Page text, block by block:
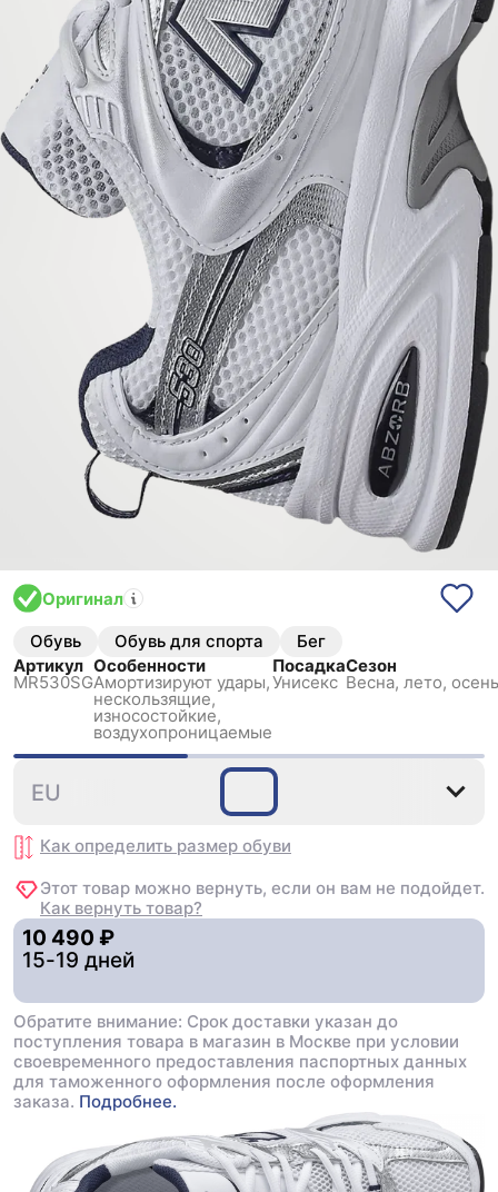
Оригинал
Обувь Обувь для спорта
Бег
Артикул
MR530SG
Особенности
Амортизируют удары,
нескользящиe,
износостойкие,
воздухопроницаемые
Посадка
Унисекс
Сезон
Весна, лето,
38.5
EU
Как определить размер обуви
Этот товар можно вернуть, если он вам не подойдет.
Как вернуть товар?
10 490 ₽
15-19 дней
Обратите внимание: Срок доставки указан до
поступления товара в магазин в Москве при условии
своевременного предоставления паспортных данных
для таможенного оформления после оформления
заказа. Подробнее.